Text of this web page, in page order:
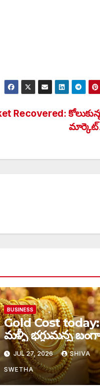
Recovered:
BUSINESS
Gold Cost today:
మళ్ళీ భగ్గుమన్న
ధరలు…
JUL 27, 2026 SHIVA
SWETHA